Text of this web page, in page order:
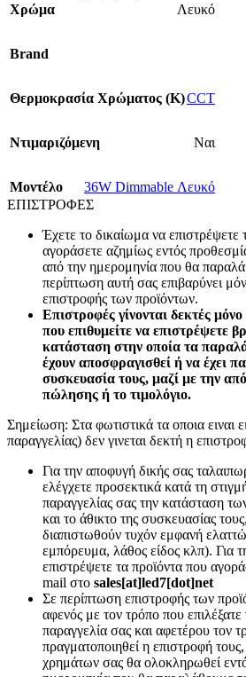
Χρώμα
Λευκό
Brand
Θερμοκρασία Χρώματος (Κ)CCT
Ντιμαριζόμενη Ναι
Mοντέλο
36W Dimmable Λευκό
ΕΠΙΣΤΡΟΦΕΣ
Έχετε το δικαίωμα να επιστρέψετε
αγοράσετε αζημίως εντός
από την ημερομηνία που θα
περίπτωση αυτή σας επιβαρύνει
επιστροφής των προϊόντων.
Επιστροφές γίνονται δεκτές
που επιθυμείτε να επιστρέψετε
κατάσταση στην οποία τα
έχουν αποσφραγισθεί ή να έχει
συσκευασία τους, μαζί με την
πώλησης ή το τιμολόγιο.
Σημείωση: Στα φωτιστικά τα οποια ειναι
παραγγελίας) δεν γινεται δεκτή η
Για την αποφυγή δικής σας
ελέγχετε προσεκτικά κατά τη
παραγγελίας σας την κατάσταση
και το άθικτο της συσκευασίας
διαπιστωθούν τυχόν εμφανή
εμπόρευμα, λάθος είδος κλπ). Για
επιστρέψετε τα προϊόντα που
mail στο sales[at]led7[dot]net
Σε περίπτωση επιστροφής των
αφενός με τον τρόπο που
παραγγελία σας και αφετέρου τον
πραγματοποιηθεί η επιστροφή
χρημάτων σας θα ολοκληρωθεί